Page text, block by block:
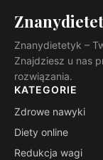
Znanydietetyk –
Znajdziesz u nas
rozwiązania.
KATEGORIE
Zdrowe nawyki
Diety online
Redukcja wagi